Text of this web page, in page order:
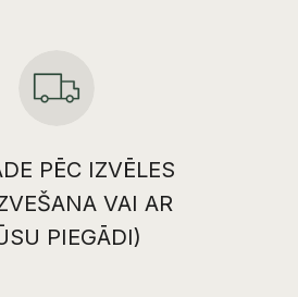
PĒC IZVĒLES
VAI AR
PIEGĀDI)